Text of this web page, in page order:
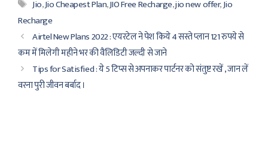
Jio,Jio Cheapest Plan,JIO Free Recharge,jio new offer,Jio
Recharge
Airtel New Plans 2022 : एयरटेल ने पेश किये 4 सस्ते प्लान 121 रुपये से
कम में मिलेगी महीने भर की वैलिडिटी जल्दी से जाने
Tips for Satisfied : ये 5 टिप्स से अपनाकर पार्टनर को संतुष्ट रखें , जान लें
वरना पुरी जीवन बर्बाद ।